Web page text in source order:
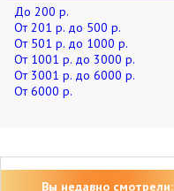
До 200 р.
От 201 р. до 500 р.
От 501 р. до 1000 р.
От 1001 р. до 3000 р.
От 3001 р. до 6000 р.
От 6000 р.
Вы недавно смотрели: